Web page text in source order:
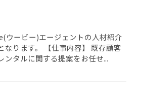
ービー)エージェントの人材紹介
なります。 【仕事内容】 既存顧客
ンタルに関する提案をお任せ...